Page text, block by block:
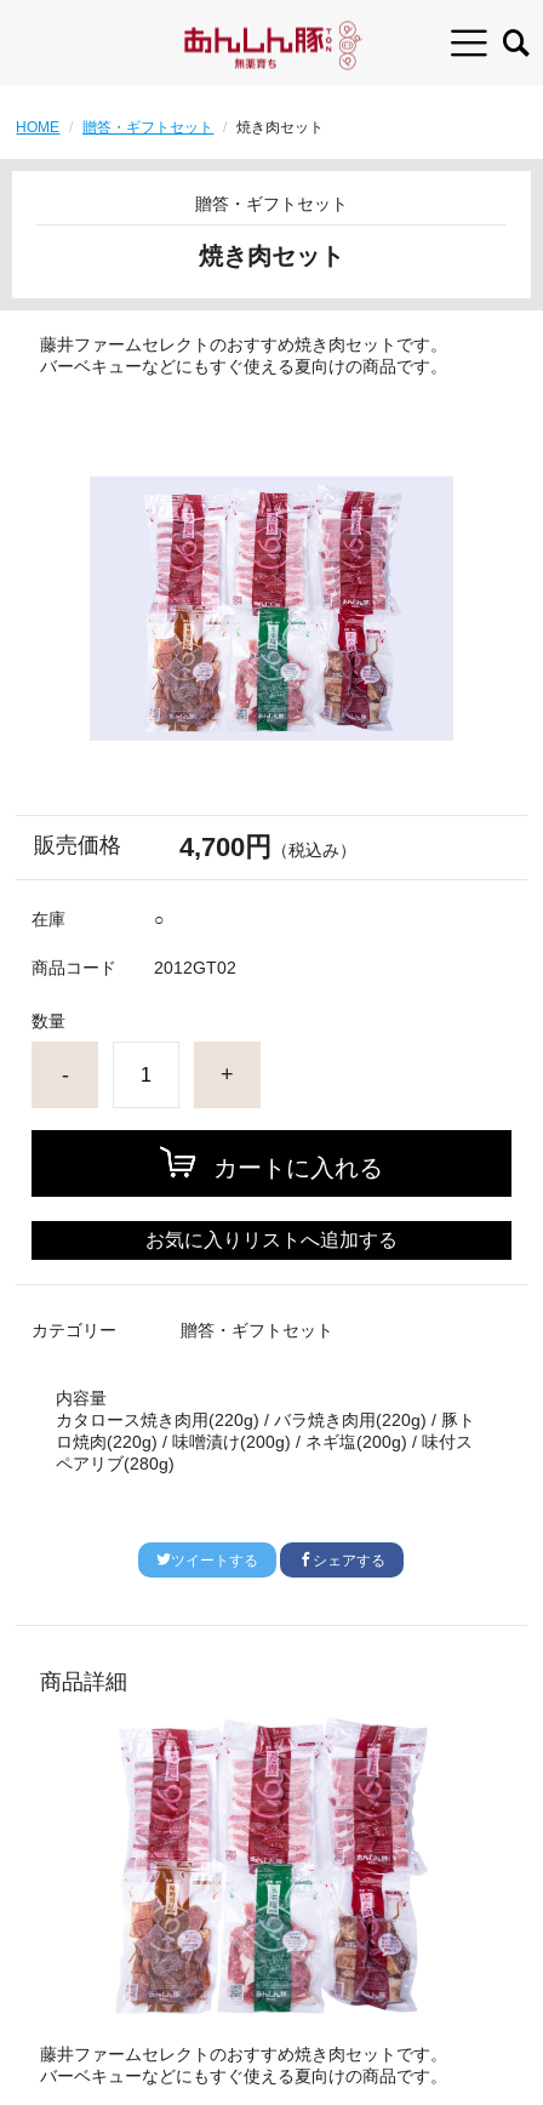
HOME 贈答・ギフトセット 焼き肉セット
贈答・ギフトセット
焼き肉セット
藤井ファームセレクトのおすすめ焼き肉セットです。
バーベキューなどにもすぐ使える夏向けの商品です。
販売価格 4,700円 （税込み）
在庫 ○
商品コード 2012GT02
数量
- +
カートに入れる
お気に入りリストへ追加する
カテゴリー 贈答・ギフトセット
内容量
カタロース焼き肉用(220g) / バラ焼き肉用(220g) / 豚ト
ロ焼肉(220g) / 味噌漬け(200g) / ネギ塩(200g) / 味付ス
ペアリブ(280g)
ツイートする シェアする
商品詳細
藤井ファームセレクトのおすすめ焼き肉セットです。
バーベキューなどにもすぐ使える夏向けの商品です。